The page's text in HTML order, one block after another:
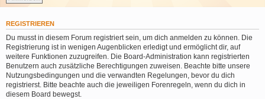
REGISTRIEREN
Du musst in diesem Forum registriert sein, um dich anmelden zu können. Die
Registrierung ist in wenigen Augenblicken erledigt und ermöglicht dir, auf
weitere Funktionen zuzugreifen. Die Board-Administration kann registrierten
Benutzern auch zusätzliche Berechtigungen zuweisen. Beachte bitte unsere
Nutzungsbedingungen und die verwandten Regelungen, bevor du dich
registrierst. Bitte beachte auch die jeweiligen Forenregeln, wenn du dich in
diesem Board bewegst.